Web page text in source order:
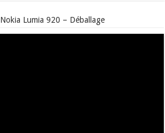
Nokia Lumia 920 – Déballage